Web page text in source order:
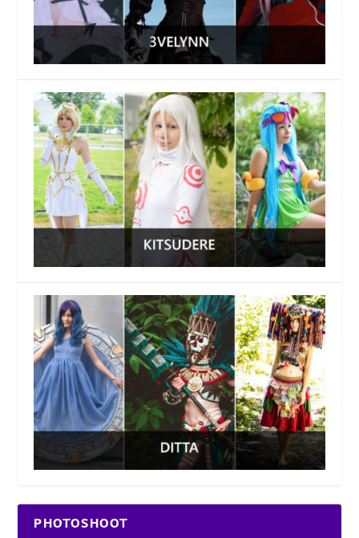
PHOTOSHOOT